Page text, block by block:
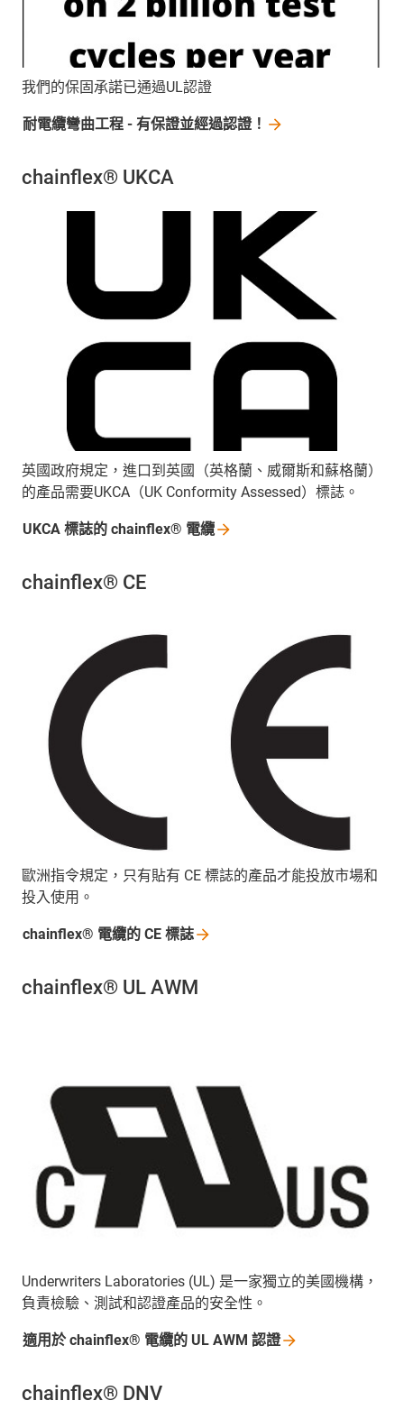
我們的保固承諾已通過UL認證
耐電纜彎曲工程 - 有保證並經過認證！
chainflex® UKCA
英國政府規定，進口到英國（英格蘭、威爾斯和蘇格蘭）
的產品需要UKCA（UK Conformity Assessed）標誌。
UKCA 標誌的 chainflex® 電纜
chainflex® CE
歐洲指令規定，只有貼有 CE 標誌的產品才能投放市場和
投入使用。
chainflex® 電纜的 CE 標誌
chainflex® UL AWM
Underwriters Laboratories (UL) 是一家獨立的美國機構，
負責檢驗、測試和認證產品的安全性。
適用於 chainflex® 電纜的 UL AWM 認證
chainflex® DNV